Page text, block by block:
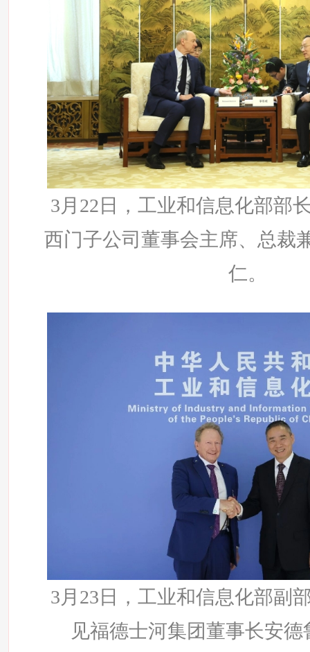
3月22日，工业和信息化部部
西门子公司董事会主席、总裁
仁。
3月23日，工业和信息化部副
见福德士河集团董事长安德